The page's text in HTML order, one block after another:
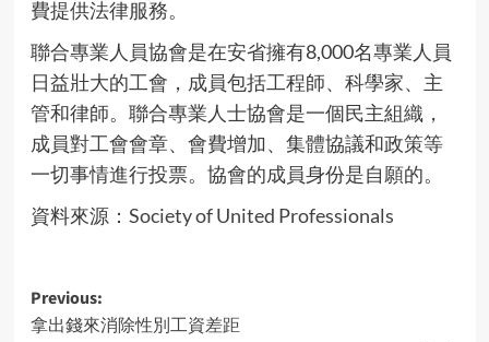
費提供法律服務。
聯合專業人員協會是在安省擁有8,000名專業人員
日益壯大的工會，成員包括工程師、科學家、主
管和律師。聯合專業人士協會是一個民主組織，
成員對工會會章、會費增加、集體協議和政策等
一切事情進行投票。協會的成員身份是自願的。
資料來源： Society of United Professionals
Post
Previous:
拿出錢來消除性別工資差距